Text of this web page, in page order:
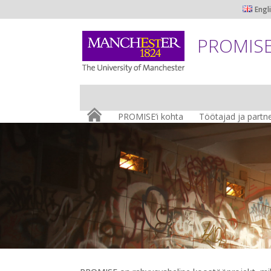
PROMISE’i kohta Töötajad ja